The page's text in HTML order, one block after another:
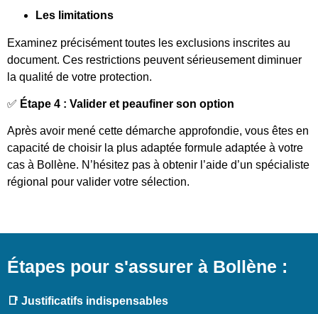
Les limitations
Examinez précisément toutes les exclusions inscrites au
document. Ces restrictions peuvent sérieusement diminuer
la qualité de votre protection.
✅ Étape 4 : Valider et peaufiner son option
Après avoir mené cette démarche approfondie, vous êtes en
capacité de choisir la plus adaptée formule adaptée à votre
cas à Bollène. N’hésitez pas à obtenir l’aide d’un spécialiste
régional pour valider votre sélection.
Étapes pour s'assurer à Bollène :
📑 Justificatifs indispensables